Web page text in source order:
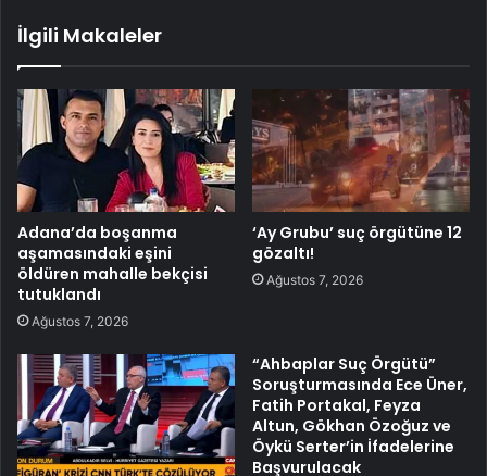
İlgili Makaleler
Adana’da boşanma
aşamasındaki eşini
öldüren mahalle bekçisi
tutuklandı
Ağustos 7, 2026
‘Ay Grubu’ suç örgütüne 12
gözaltı!
Ağustos 7, 2026
“Ahbaplar Suç Örgütü”
Soruşturmasında Ece Üner,
Fatih Portakal, Feyza
Altun, Gökhan Özoğuz ve
Öykü Serter’in İfadelerine
Başvurulacak